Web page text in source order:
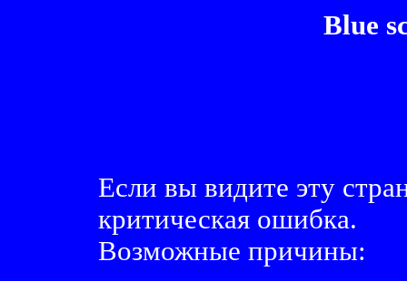
Blue
Если вы видите эту
критическая ошибка.
Возможные причины: